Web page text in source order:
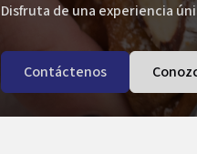
Disfruta de una experiencia
Contáctenos